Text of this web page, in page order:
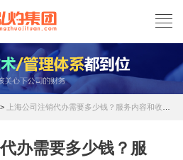
> 上海公司注销代办需要多少钱？服务内容和收费标准一览
办需要多少钱？服